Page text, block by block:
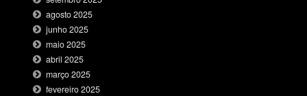
agosto 2025
junho 2025
maio 2025
abril 2025
março 2025
fevereiro 2025